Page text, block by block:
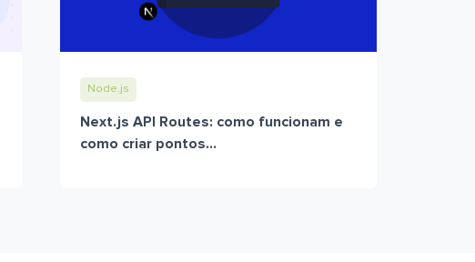
Node.js
Next.js API Routes: como funcionam e
como criar pontos...